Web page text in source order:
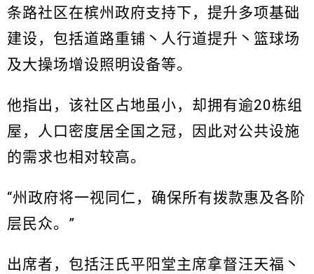
条路社区在槟州政府支持下，提升多项基础
建设，包括道路重铺丶人行道提升丶篮球场
及大操场增设照明设备等。
他指出，该社区占地虽小，却拥有逾20栋组
屋，人口密度居全国之冠，因此对公共设施
的需求也相对较高。
“州政府将一视同仁，确保所有拨款惠及各阶
层民众。”
出席者，包括汪氏平阳堂主席拿督汪天福丶